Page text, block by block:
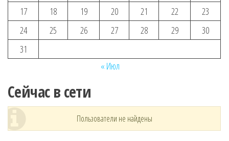
17
18 19 20 21 22
23
24
25 26 27 28 29
30
31
« Июл
Сейчас в сети
Пользователи не найдены